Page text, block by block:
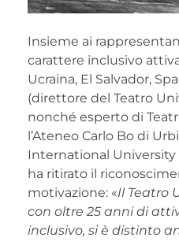
Insieme ai
carattere inclusivo
Ucraina, El Salvador,
(direttore del Teatro
nonché esperto di
l’Ateneo Carlo Bo di
International University
ha ritirato il
motivazione: «Il Teatro
con oltre 25 anni di
inclusivo, si è distinto